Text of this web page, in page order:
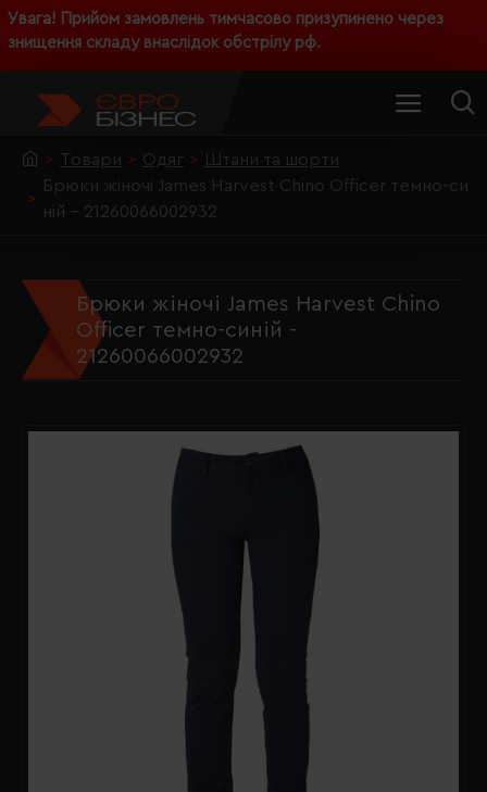
Увага! Прийом замовлень тимчасово призупинено через
знищення складу внаслідок обстрілу рф.
Товари Одяг
Штани та шорти
Брюки жіночі James Harvest Chino Officer темно-си
ній - 21260066002932
Брюки жіночі James Harvest Chino
Officer темно-синій -
21260066002932